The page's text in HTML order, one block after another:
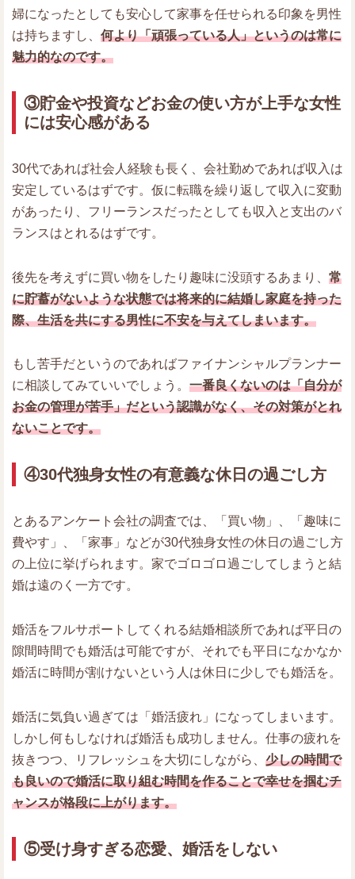
婦になったとしても安心して家事を任せられる印象を男性
は持ちますし、 何より「頑張っている人」というのは常に
魅力的なのです。
③貯金や投資などお金の使い方が上手な女性
には安心感がある
30代であれば社会人経験も長く、会社勤めであれば収入は
安定しているはずです。仮に転職を繰り返して収入に変動
があったり、フリーランスだったとしても収入と支出のバ
ランスはとれるはずです。
後先を考えずに買い物をしたり趣味に没頭するあまり、 常
に貯蓄がないような状態では将来的に結婚し家庭を持った
際、生活を共にする男性に不安を与えてしまいます。
もし苦手だというのであればファイナンシャルプランナー
に相談してみていいでしょう。 一番良くないのは「自分が
お金の管理が苦手」だという認識がなく、その対策がとれ
ないことです。
④30代独身女性の有意義な休日の過ごし方
とあるアンケート会社の調査では、「買い物」、「趣味に
費やす」、「家事」などが30代独身女性の休日の過ごし方
の上位に挙げられます。家でゴロゴロ過ごしてしまうと結
婚は遠のく一方です。
婚活をフルサポートしてくれる結婚相談所であれば平日の
隙間時間でも婚活は可能ですが、それでも平日になかなか
婚活に時間が割けないという人は休日に少しでも婚活を。
婚活に気負い過ぎては「婚活疲れ」になってしまいます。
しかし何もしなければ婚活も成功しません。仕事の疲れを
抜きつつ、リフレッシュを大切にしながら、 少しの時間で
も良いので婚活に取り組む時間を作ることで幸せを掴むチ
ャンスが格段に上がります。
⑤受け身すぎる恋愛、婚活をしない